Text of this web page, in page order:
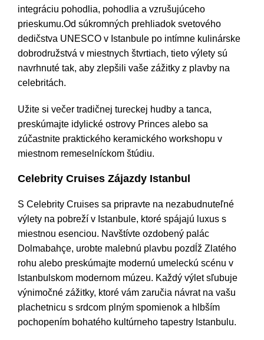
integráciu pohodlia, pohodlia a vzrušujúceho
prieskumu.Od súkromných prehliadok svetového
dedičstva UNESCO v Istanbule po intímne kulinárske
dobrodružstvá v miestnych štvrtiach, tieto výlety sú
navrhnuté tak, aby zlepšili vaše zážitky z plavby na
celebritách.
Užite si večer tradičnej tureckej hudby a tanca,
preskúmajte idylické ostrovy Princes alebo sa
zúčastnite praktického keramického workshopu v
miestnom remeselníckom štúdiu.
Celebrity Cruises Zájazdy Istanbul
S Celebrity Cruises sa pripravte na nezabudnuteľné
výlety na pobreží v Istanbule, ktoré spájajú luxus s
miestnou esenciou. Navštívte ozdobený palác
Dolmabahçe, urobte malebnú plavbu pozdĺž Zlatého
rohu alebo preskúmajte modernú umeleckú scénu v
Istanbulskom modernom múzeu. Každý výlet sľubuje
výnimočné zážitky, ktoré vám zaručia návrat na vašu
plachetnicu s srdcom plným spomienok a hlbším
pochopením bohatého kultúrneho tapestry Istanbulu.